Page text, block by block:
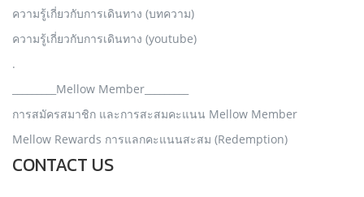
ความรู้เกี่ยวกับการเดินทาง (บทความ)
ความรู้เกี่ยวกับการเดินทาง (youtube)
.
_________Mellow Member_________
การสมัครสมาชิก และการสะสมคะแนน Mellow Member
Mellow Rewards การแลกคะแนนสะสม (Redemption)
CONTACT US